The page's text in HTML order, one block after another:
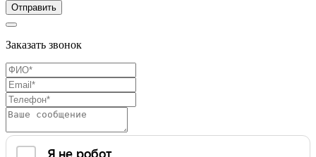
Отправить
Заказать звонок